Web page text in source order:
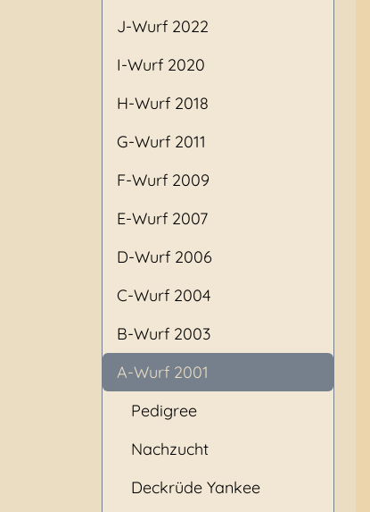
J-Wurf 2022
I-Wurf 2020
H-Wurf 2018
G-Wurf 2011
F-Wurf 2009
E-Wurf 2007
D-Wurf 2006
C-Wurf 2004
B-Wurf 2003
A-Wurf 2001
Pedigree
Nachzucht
Deckrüde Yankee